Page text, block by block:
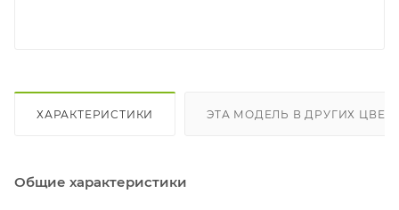
ХАРАКТЕРИСТИКИ ЭТА МОДЕЛЬ В ДРУГИХ
Общие характеристики